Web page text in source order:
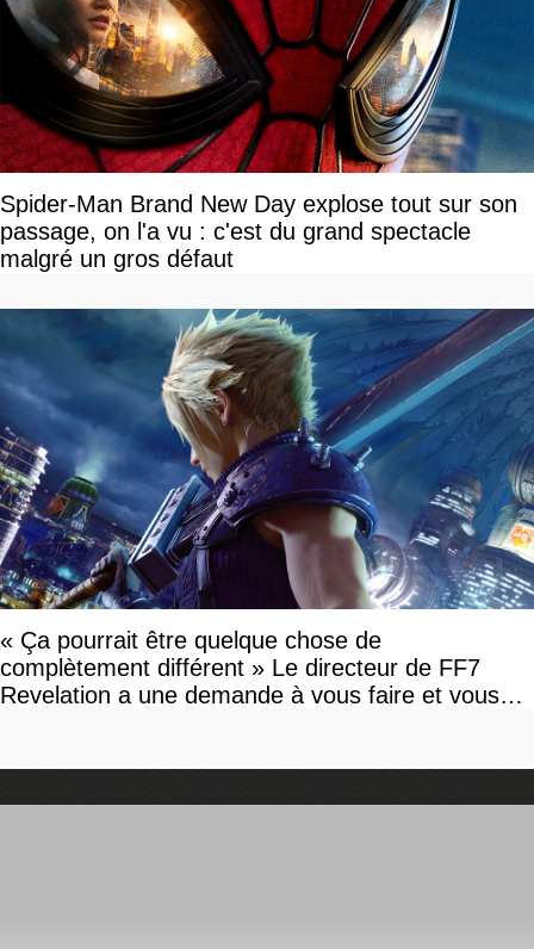
Spider-Man Brand New Day explose tout sur son
passage, on l'a vu : c'est du grand spectacle
malgré un gros défaut
« Ça pourrait être quelque chose de
complètement différent » Le directeur de FF7
Revelation a une demande à vous faire et vous